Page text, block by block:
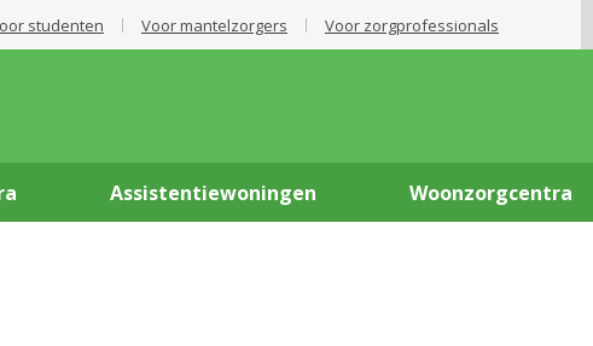
studenten Voor mantelzorgers Voor zorgprofessionals
Assistentiewoningen Woonzorgcentra